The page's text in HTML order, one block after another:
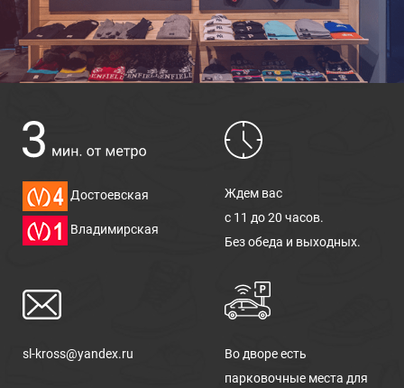
Достоевская
Владимирская
Ждем вас
с 11 до 20 часов.
Без обеда и выходных.
sl-kross@yandex.ru
Во дворе есть
парковочные места для